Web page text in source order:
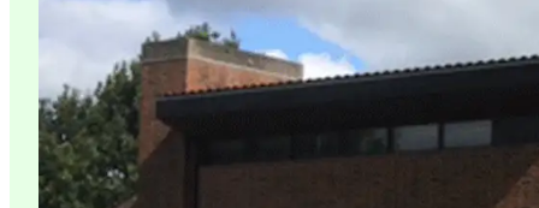
Unterkünfte
Reiseplanung